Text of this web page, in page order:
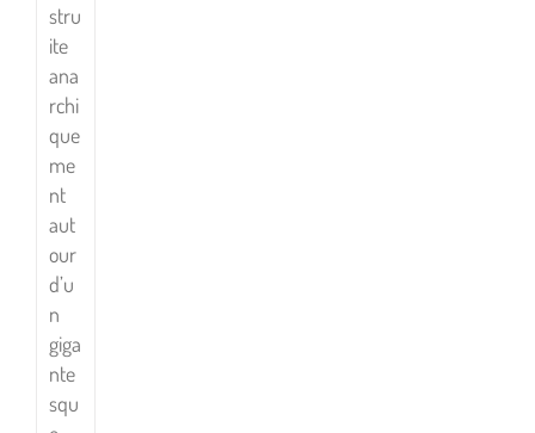
stru
ite
ana
rchi
que
me
nt
aut
our
d’u
n
giga
nte
squ